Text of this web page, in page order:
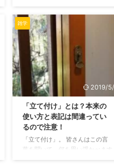
ていますが、本当のところはどう
なんでしょうか。 爪楊枝の溝が
なぜあるのかという説 爪楊枝の
尖っていない方に付いている溝で
すが、普通に使う分には何も気に
ならない部分で、用途はよくわか
らないものです。 ただ、この溝
が付いていることに対する説はい
くか挙げられます。 爪楊枝置き
にする 爪楊枝の溝は1つか2つ付
いています。その溝の部分は力を
入れると簡単に折れるものです。
この折った部分を箸置きのように
して、尖っている部分を置く ...
雑学
2019/
「立て付け」とは？本来の
使い方と表記は間違ってい
るので注意！
「立て付け」。 皆さんはこの言
葉を聞いて、何を思い浮かべます